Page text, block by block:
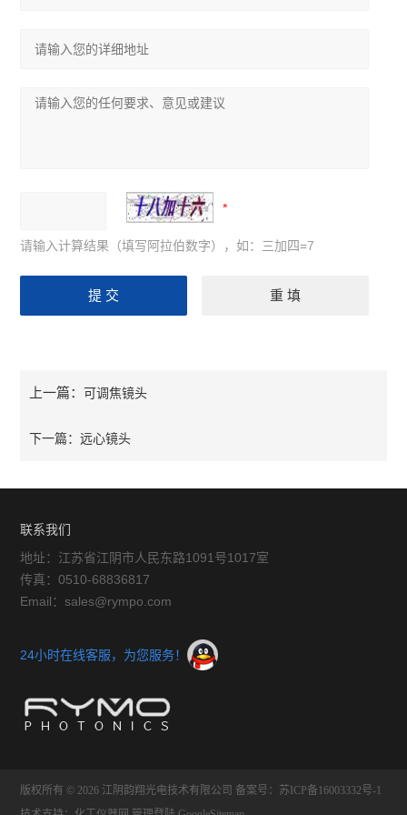
请输入计算结果（填写阿拉伯数字），如：三加四=7
上一篇：可调焦镜头
下一篇：远心镜头
联系我们
地址：江苏省江阴市人民东路1091号1017室
传真：0510-68836817
Email：sales@rympo.com
24小时在线客服，为您服务！
版权所有 © 2026 江阴韵翔光电技术有限公司 备案号：苏ICP备16003332号-1